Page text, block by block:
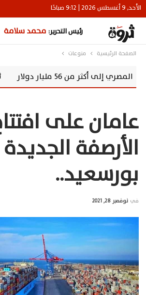
الأحد, 9 أغسطس 2026 | 9:12 صباحًا
رئيس التحرير: محمد سلامة
الصفحة الرئيسية منوعات
دولار خبير
عامان على
الأرصفة
بورسعيد..
في نوفمبر 28, 2021